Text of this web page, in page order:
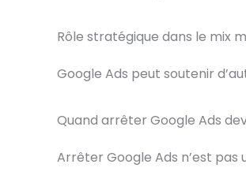
Rôle stratégique dans le mix
Google Ads peut soutenir
Quand arrêter Google Ads
Arrêter Google Ads n’est pas